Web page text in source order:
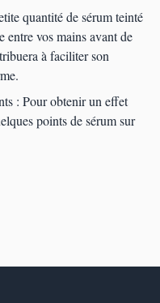
quantité de sérum teinté
entre vos mains avant de
à faciliter son
: Pour obtenir un effet
points de sérum sur